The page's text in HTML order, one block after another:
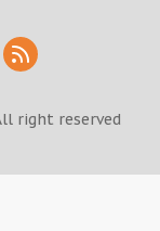
right reserved